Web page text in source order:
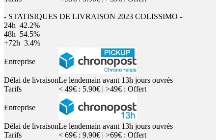
- STATISIQUES DE LIVRAISON 2023 COLISSIMO -
24h 42.2%
48h 54.5%
+72h 3.4%
Entreprise
Délai de livraisonLe lendemain avant 13h jours ouvrés
Tarifs
< 49€ : 5.90€ | >49€ : Offert
Entreprise
Délai de livraisonLe lendemain avant 13h jours ouvrés
Tarifs
< 69€ : 9.90€ | >69€ : Offert